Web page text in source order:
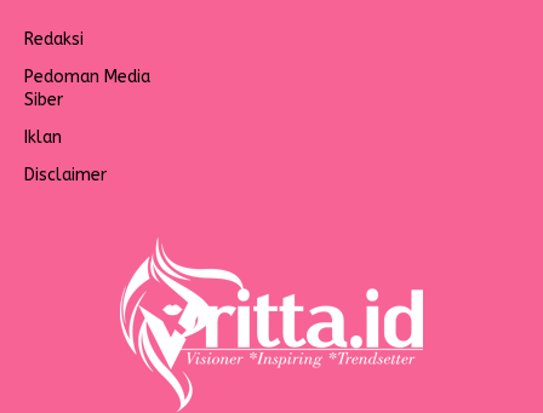
Redaksi
Pedoman Media
Siber
Iklan
Disclaimer